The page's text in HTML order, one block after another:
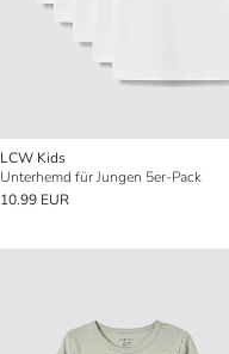
LCW Kids
Unterhemd für Jungen 5er-Pack
10.99 EUR